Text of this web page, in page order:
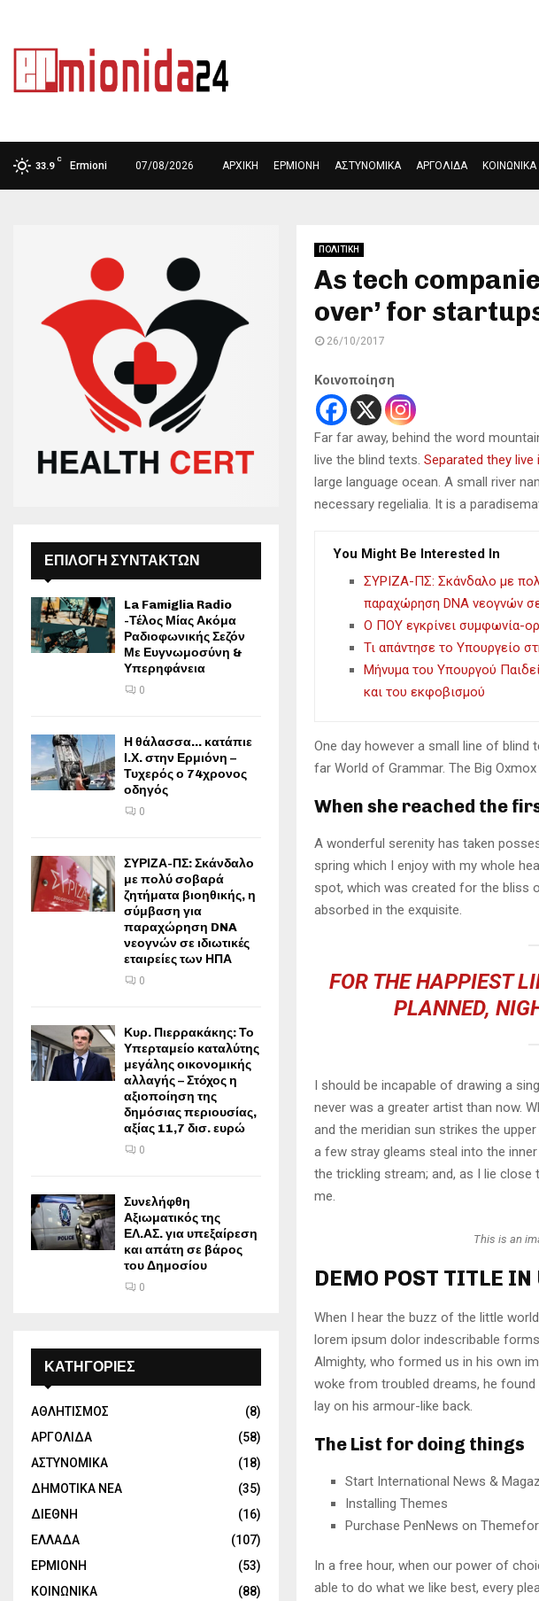
33.9
C
Ermioni 07/08/2026 ΑΡΧΙΚΗ ΕΡΜΙΟΝΗ ΑΣΤΥΝΟΜΙΚΑ ΑΡΓΟΛΙΔΑ ΚΟΙΝΩΝΙΚΑ
ΠΟΛΙΤΙΚΗ
As tech
over’ for
26/10/2017
Κοινοποίηση
Far far away, behind the word
live the blind texts. Separated they
large language ocean. A small river
necessary regelialia. It is a
You Might Be Interested In
ΣΥΡΙΖΑ-ΠΣ: Σκάνδαλο με
παραχώρηση DNA νεογνών
Ο ΠΟΥ εγκρίνει συμφωνία-
Τι απάντησε το Υπουργείο
Μήνυμα του Υπουργού
και του εκφοβισμού
One day however a small line of
far World of Grammar. The Big
When she reached the
A wonderful serenity has taken
spring which I enjoy with my whole
spot, which was created for the bliss
absorbed in the exquisite.
FOR THE HAPPIEST
PLANNED,
I should be incapable of drawing a
never was a greater artist than now.
and the meridian sun strikes the
a few stray gleams steal into the
the trickling stream; and, as I lie
me.
This is an
DEMO POST TITLE IN
When I hear the buzz of the little
lorem ipsum dolor indescribable
Almighty, who formed us in his own
woke from troubled dreams, he
lay on his armour-like back.
The List for doing things
Start International News &
Installing Themes
Purchase PenNews on
In a free hour, when our power of
able to do what we like best, every
ΕΠΙΛΟΓΗ ΣΥΝΤΑΚΤΩΝ
La Famiglia Radio
-Τέλος Μίας Ακόμα
Ραδιοφωνικής Σεζόν
Με Ευγνωμοσύνη &
Υπερηφάνεια
0
Η θάλασσα… κατάπιε
Ι.Χ. στην Ερμιόνη –
Τυχερός ο 74χρονος
οδηγός
0
ΣΥΡΙΖΑ-ΠΣ: Σκάνδαλο
με πολύ σοβαρά
ζητήματα βιοηθικής, η
σύμβαση για
παραχώρηση DNA
νεογνών σε ιδιωτικές
εταιρείες των ΗΠΑ
0
Κυρ. Πιερρακάκης: Το
Υπερταμείο καταλύτης
μεγάλης οικονομικής
αλλαγής – Στόχος η
αξιοποίηση της
δημόσιας περιουσίας,
αξίας 11,7 δισ. ευρώ
0
Συνελήφθη
Αξιωματικός της
ΕΛ.ΑΣ. για υπεξαίρεση
και απάτη σε βάρος
του Δημοσίου
0
ΚΑΤΗΓΟΡΙΕΣ
ΑΘΛΗΤΙΣΜΟΣ
(8)
ΑΡΓΟΛΙΔΑ
(58)
ΑΣΤΥΝΟΜΙΚΑ
(18)
ΔΗΜΟΤΙΚΑ ΝΕΑ
(35)
ΔΙΕΘΝΗ
(16)
ΕΛΛΑΔΑ
(107)
ΕΡΜΙΟΝΗ
(53)
ΚΟΙΝΩΝΙΚΑ
(88)